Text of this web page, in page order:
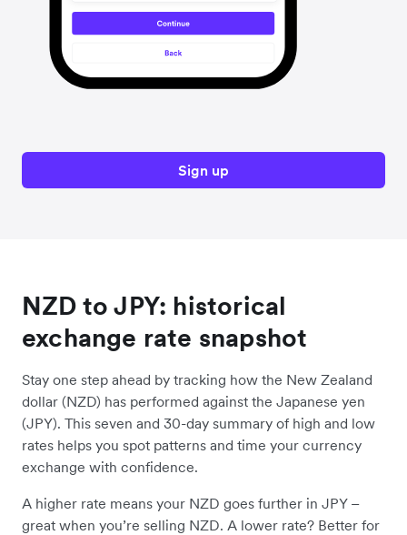
Sign up
NZD to JPY: historical
exchange rate snapshot
Stay one step ahead by tracking how the New Zealand
dollar (NZD) has performed against the Japanese yen
(JPY). This seven and 30-day summary of high and low
rates helps you spot patterns and time your currency
exchange with confidence.
A higher rate means your NZD goes further in JPY –
great when you’re selling NZD. A lower rate? Better for